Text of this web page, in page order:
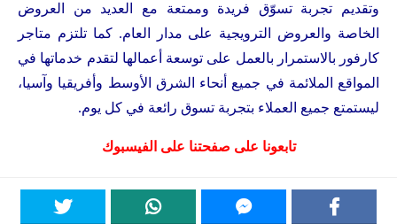
وتقديم تجربة تسوّق فريدة وممتعة مع العديد من العروض
الخاصة والعروض الترويجية على مدار العام. كما تلتزم متاجر
كارفور بالاستمرار بالعمل على توسعة أعمالها لتقدم خدماتها في
المواقع الملائمة في جميع أنحاء الشرق الأوسط وأفريقيا وآسيا،
ليستمتع جميع العملاء بتجربة تسوق رائعة في كل يوم.
تابعونا على صفحتنا على الفيسبوك